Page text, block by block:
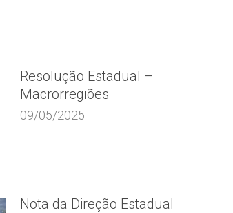
Resolução Estadual –
Macrorregiões
09/05/2025
Nota da Direção Estadual